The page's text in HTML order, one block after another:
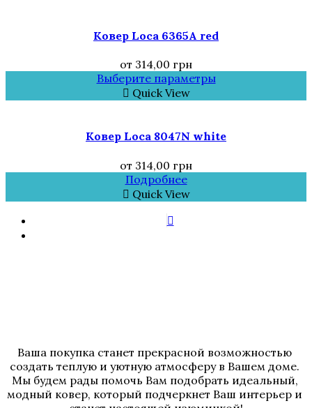
Ковер Loca 6365A red
от 314,00 грн
Выберите параметры
Quick View
Ковер Loca 8047N white
от 314,00 грн
Подробнее
Quick View
Ваша покупка станет прекрасной возможностью
создать теплую и уютную атмосферу в Вашем доме.
Мы будем рады помочь Вам подобрать идеальный,
модный ковер, который подчеркнет Ваш интерьер и